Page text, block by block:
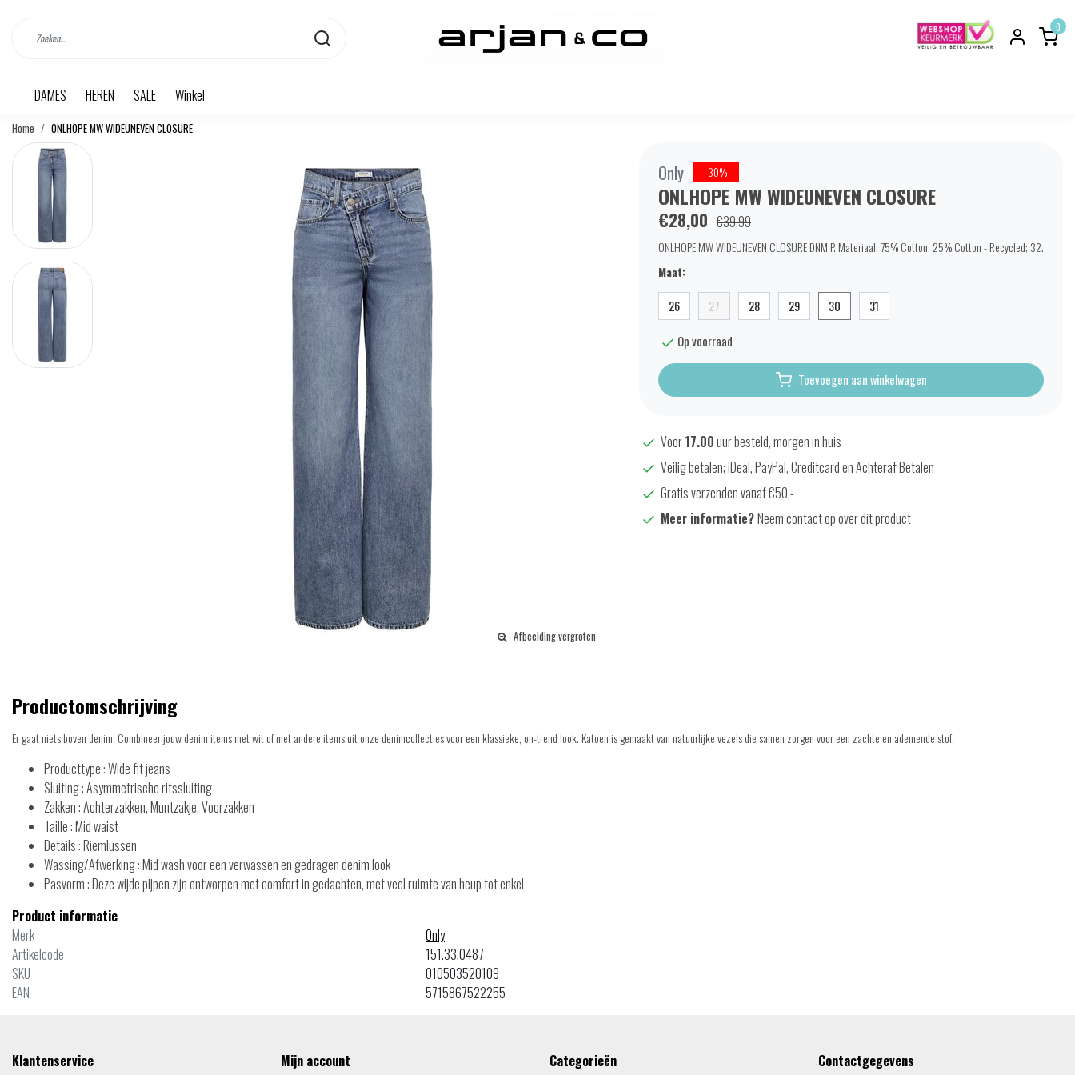
0
DAMES HEREN SALE Winkel
Home ONLHOPE MW WIDEUNEVEN CLOSURE
Afbeelding vergroten
Only -30%
ONLHOPE MW WIDEUNEVEN CLOSURE
€28,00 €39,99
ONLHOPE MW WIDEUNEVEN CLOSURE DNM P. Materiaal: 75% Cotton. 25% Cotton - Recycled; 32.
Maat:
26 27 28 29 30 31
Op voorraad
Toevoegen aan winkelwagen
Voor17.00uur besteld, morgen in huis
Veilig betalen; iDeal, PayPal, Creditcard en Achteraf Betalen
Gratis verzenden vanaf €50,-
Meer informatie?Neem contact op over dit product
Productomschrijving
Er gaat niets boven denim. Combineer jouw denim items met wit of met andere items uit onze denimcollecties voor een klassieke, on-trend look. Katoen is gemaakt van natuurlijke vezels die samen zorgen voor een zachte en ademende stof.
Producttype : Wide fit jeans
Sluiting : Asymmetrische ritssluiting
Zakken : Achterzakken, Muntzakje, Voorzakken
Taille : Mid waist
Details : Riemlussen
Wassing/Afwerking : Mid wash voor een verwassen en gedragen denim look
Pasvorm : Deze wijde pijpen zijn ontworpen met comfort in gedachten, met veel ruimte van heup tot enkel
Product informatie
Merk
Only
Artikelcode
151.33.0487
SKU
010503520109
EAN
5715867522255
Klantenservice Mijn account Categorieën Contactgegevens